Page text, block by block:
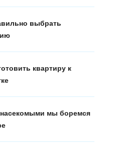
выбрать
квартиру к
мы боремся